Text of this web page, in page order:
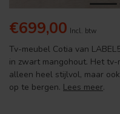
€699,00 Incl. btw
Tv-meubel Cotia van
in zwart mangohout. Het
alleen heel stijlvol, maar
op te bergen. Lees meer.